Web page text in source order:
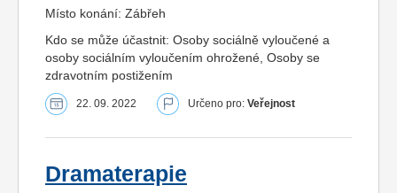
Místo konání: Zábřeh
Kdo se může účastnit: Osoby sociálně vyloučené a
osoby sociálním vyloučením ohrožené, Osoby se
zdravotním postižením
22. 09. 2022 Určeno pro: Veřejnost
Dramaterapie